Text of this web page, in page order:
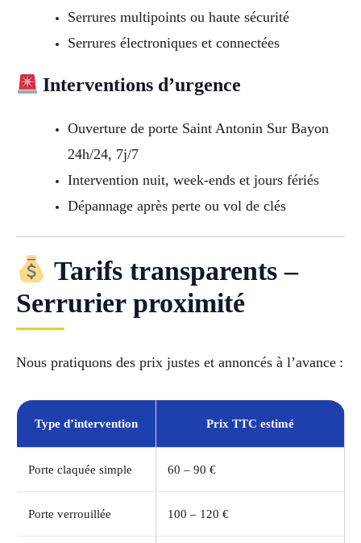
Serrures multipoints ou haute sécurité
Serrures électroniques et connectées
Interventions d’urgence
Ouverture de porte Saint Antonin Sur Bayon
24h/24, 7j/7
Intervention nuit, week-ends et jours fériés
Dépannage après perte ou vol de clés
Tarifs transparents –
Serrurier proximité
Nous pratiquons des prix justes et annoncés à l’avance :
Type d’intervention Prix TTC estimé
Porte claquée simple 60 – 90 €
Porte verrouillée 100 – 120 €